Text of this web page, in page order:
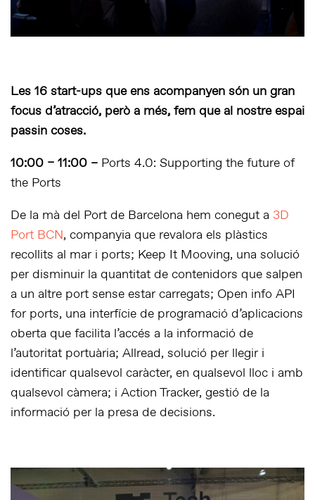
Les 16 start-ups que ens acompanyen són un gran
focus d’atracció, però a més, fem que al nostre espai
passin coses.
10:00 – 11:00 – Ports 4.0: Supporting the future of
the Ports
De la mà del Port de Barcelona hem conegut a 3D
Port BCN, companyia que revalora els plàstics
recollits al mar i ports; Keep It Mooving, una solució
per disminuir la quantitat de contenidors que salpen
a un altre port sense estar carregats; Open info API
for ports, una interfície de programació d’aplicacions
oberta que facilita l’accés a la informació de
l’autoritat portuària; Allread, solució per llegir i
identificar qualsevol caràcter, en qualsevol lloc i amb
qualsevol càmera; i Action Tracker, gestió de la
informació per la presa de decisions.